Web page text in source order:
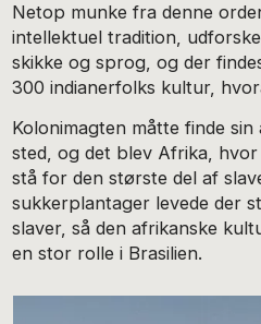
Netop munke fra denne
intellektuel tradition,
skikke og sprog, og der
300 indianerfolks kultur,
Kolonimagten måtte finde
sted, og det blev Afrika,
stå for den største del af
sukkerplantager levede der
slaver, så den afrikanske
en stor rolle i Brasilien.